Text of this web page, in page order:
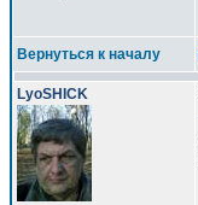
Вернуться к началу
LyoSHICK